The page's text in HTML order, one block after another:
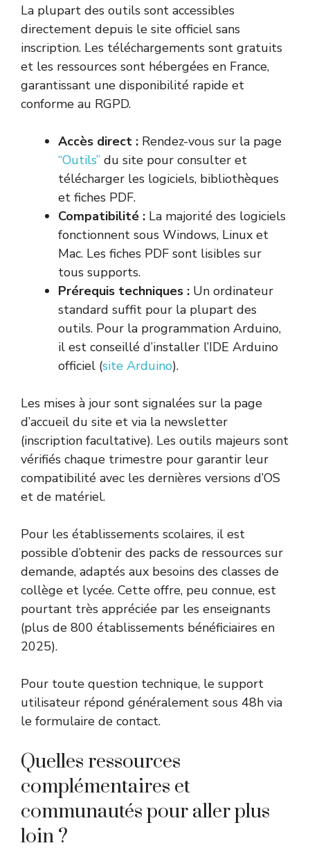
La plupart des outils sont accessibles
directement depuis le site officiel sans
inscription. Les téléchargements sont gratuits
et les ressources sont hébergées en France,
garantissant une disponibilité rapide et
conforme au RGPD.
Accès direct : Rendez-vous sur la page
“Outils” du site pour consulter et
télécharger les logiciels, bibliothèques
et fiches PDF.
Compatibilité : La majorité des logiciels
fonctionnent sous Windows, Linux et
Mac. Les fiches PDF sont lisibles sur
tous supports.
Prérequis techniques : Un ordinateur
standard suffit pour la plupart des
outils. Pour la programmation Arduino,
il est conseillé d’installer l’IDE Arduino
officiel (site Arduino).
Les mises à jour sont signalées sur la page
d’accueil du site et via la newsletter
(inscription facultative). Les outils majeurs sont
vérifiés chaque trimestre pour garantir leur
compatibilité avec les dernières versions d’OS
et de matériel.
Pour les établissements scolaires, il est
possible d’obtenir des packs de ressources sur
demande, adaptés aux besoins des classes de
collège et lycée. Cette offre, peu connue, est
pourtant très appréciée par les enseignants
(plus de 800 établissements bénéficiaires en
2025).
Pour toute question technique, le support
utilisateur répond généralement sous 48h via
le formulaire de contact.
Quelles ressources
complémentaires et
communautés pour aller plus
loin ?